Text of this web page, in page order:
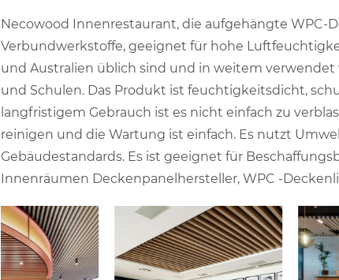
Necowood Innenrestaurant, die aufgehängte
Verbundwerkstoffe, geeignet für hohe
und Australien üblich sind und in weitem verwendet
und Schulen. Das Produkt ist feuchtigkeitsdicht,
langfristigem Gebrauch ist es nicht einfach zu
reinigen und die Wartung ist einfach. Es nutzt
Gebäudestandards. Es ist geeignet für
Innenräumen Deckenpanelhersteller, WPC -